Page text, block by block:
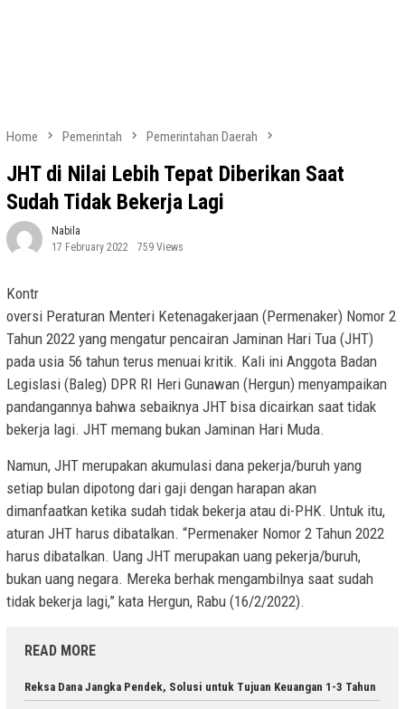
Home Pemerintah Pemerintahan Daerah
JHT di Nilai Lebih Tepat Diberikan Saat
Sudah Tidak Bekerja Lagi
Nabila
17 February 2022
759 Views
Kontr
oversi Peraturan Menteri Ketenagakerjaan (Permenaker) Nomor 2
Tahun 2022 yang mengatur pencairan Jaminan Hari Tua (JHT)
pada usia 56 tahun terus menuai kritik. Kali ini Anggota Badan
Legislasi (Baleg) DPR RI Heri Gunawan (Hergun) menyampaikan
pandangannya bahwa sebaiknya JHT bisa dicairkan saat tidak
bekerja lagi. JHT memang bukan Jaminan Hari Muda.
Namun, JHT merupakan akumulasi dana pekerja/buruh yang
setiap bulan dipotong dari gaji dengan harapan akan
dimanfaatkan ketika sudah tidak bekerja atau di-PHK. Untuk itu,
aturan JHT harus dibatalkan. “Permenaker Nomor 2 Tahun 2022
harus dibatalkan. Uang JHT merupakan uang pekerja/buruh,
bukan uang negara. Mereka berhak mengambilnya saat sudah
tidak bekerja lagi,” kata Hergun, Rabu (16/2/2022).
READ MORE
Reksa Dana Jangka Pendek, Solusi untuk Tujuan Keuangan 1-3 Tahun